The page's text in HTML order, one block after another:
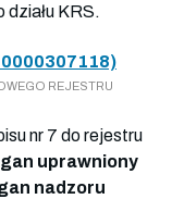
działu KRS.
0000307118)
REJESTRU
nr 7 do rejestru
uprawniony
nadzoru